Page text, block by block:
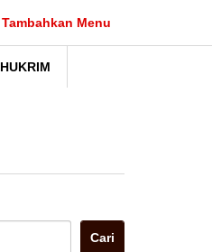
Tambahkan Menu
HUKRIM
Cari